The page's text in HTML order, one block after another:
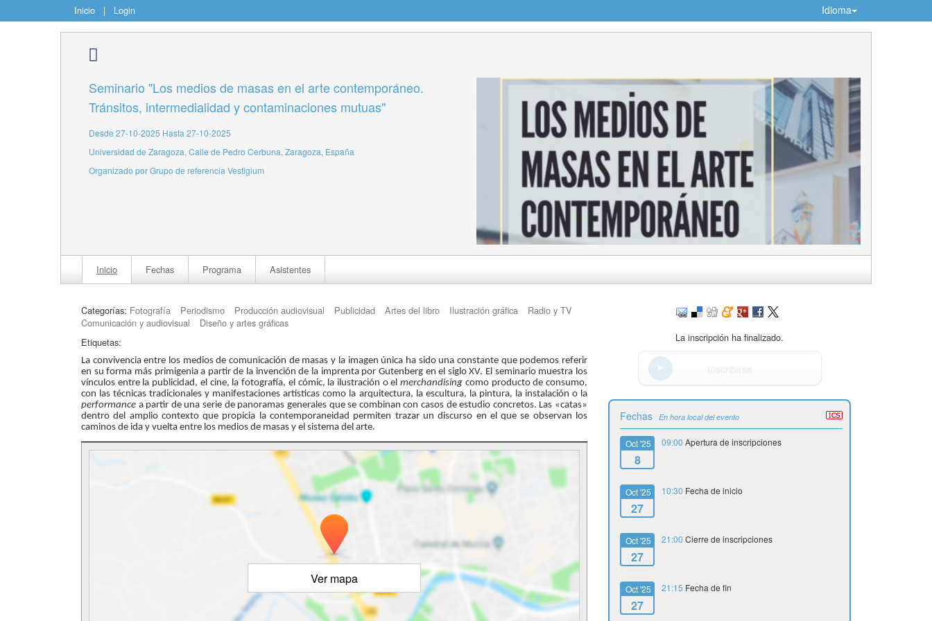
Inicio | Login Idioma
Seminario "Los medios de masas en el arte contemporáneo.
Tránsitos, intermedialidad y contaminaciones mutuas"
Desde 27-10-2025 Hasta 27-10-2025
Universidad de Zaragoza, Calle de Pedro Cerbuna, Zaragoza, España
Organizado por Grupo de referencia Vestigium
Inicio Fechas Programa Asistentes
Categorías: Fotografía Periodismo Producción audiovisual Publicidad Artes del libro Ilustración gráfica
Radio y TV
Comunicación y audiovisual
Diseño y artes gráficas
Etiquetas:
La convivencia entre los medios de comunicación de masas y la imagen única ha sido una constante que podemos referir
en su forma más primigenia a partir de la invención de la imprenta por Gutenberg en el siglo XV. El seminario muestra los
vínculos entre la publicidad, el cine, la fotografía, el cómic, la ilustración o elmerchandising como producto de consumo,
con las técnicas tradicionales y manifestaciones artísticas como la arquitectura, la escultura, la pintura, la instalación o la
performance a partir de una serie de panoramas generales que se combinan con casos de estudio concretos. Las «catas»
dentro del amplio contexto que propicia la contemporaneidad permiten trazar un discurso en el que se observan los
caminos de ida y vuelta entre los medios de masas y el sistema del arte.
Ver mapa
La inscripción ha finalizado.
Inscribirse
Fechas En hora local del evento
Oct '25
8
09:00 Apertura de inscripciones
Oct '25
27
10:30 Fecha de inicio
Oct '25
27
21:00 Cierre de inscripciones
Oct '25
27
21:15 Fecha de fin